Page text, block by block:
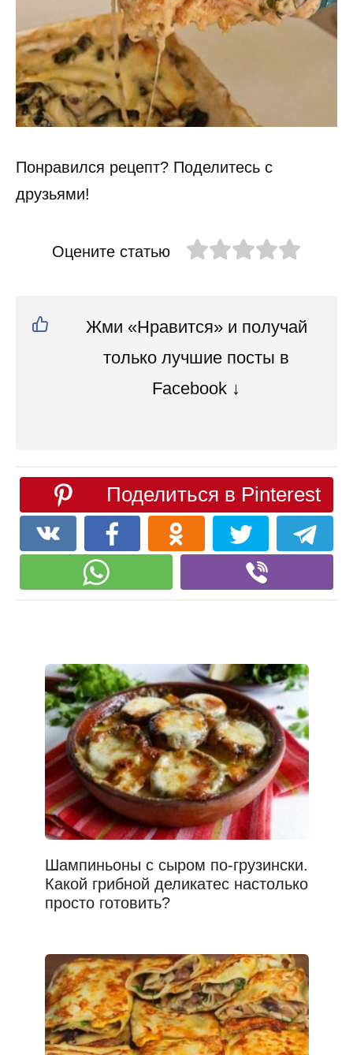
Понравился рецепт? Поделитесь с
друзьями!
Оцените статью
Жми «Нравится» и получай
только лучшие посты в
Facebook ↓
Поделиться в Pinterest
Шампиньоны с сыром по-грузински.
Какой грибной деликатес настолько
просто готовить?